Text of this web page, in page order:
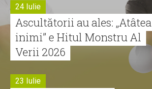
24 Iulie
Ascultătorii au ales: „Atâtea
inimi” e Hitul Monstru Al
Verii 2026
23 Iulie